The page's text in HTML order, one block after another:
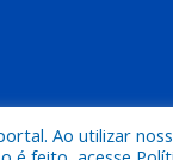
Ao utilizar